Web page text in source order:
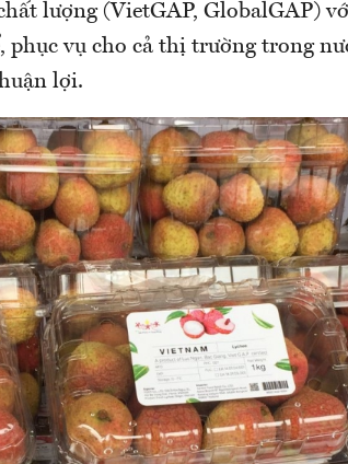
lượng (VietGAP, GlobalGAP)
phục vụ cho cả thị trường trong
lợi.